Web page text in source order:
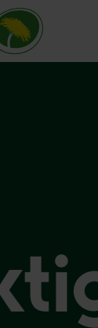
startsida